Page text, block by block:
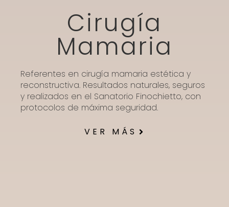
Cirugía
Mamaria
Referentes en cirugía mamaria estética y
reconstructiva. Resultados naturales, seguros
y realizados en el Sanatorio Finochietto, con
protocolos de máxima seguridad.
VER MÁS